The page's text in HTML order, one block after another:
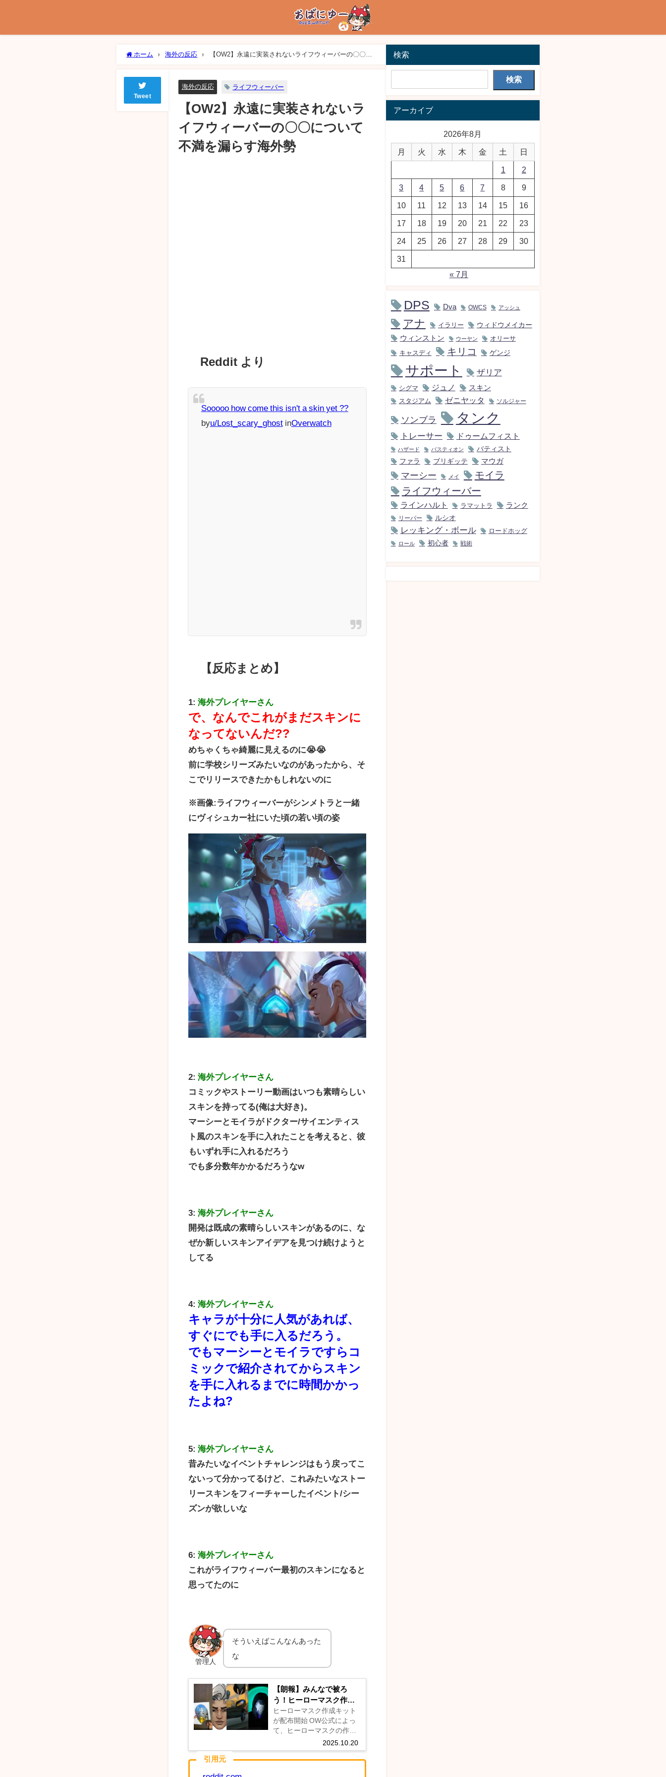
ホーム 海外の反応
【OW2】永遠に実装されないライフウィーバーの〇〇に
Tweet
海外の反応 ライフウィーバー
【OW2】永遠に実装されないラ
イフウィーバーの〇〇について
不満を漏らす海外勢
Reddit より
Sooooo how come this isn't a skin yet ??
byu/Lost_scary_ghostinOverwatch
【反応まとめ】
1: 海外プレイヤーさん
で、なんでこれがまだスキンに
なってないんだ??
めちゃくちゃ綺麗に見えるのに😭😭
前に学校シリーズみたいなのがあったから、そ
こでリリースできたかもしれないのに
※画像:ライフウィーバーがシンメトラと一緒
にヴィシュカー社にいた頃の若い頃の姿
2: 海外プレイヤーさん
コミックやストーリー動画はいつも素晴らしい
スキンを持ってる(俺は大好き)。
マーシーとモイラがドクター/サイエンティス
ト風のスキンを手に入れたことを考えると、彼
もいずれ手に入れるだろう
でも多分数年かかるだろうなw
3: 海外プレイヤーさん
開発は既成の素晴らしいスキンがあるのに、な
ぜか新しいスキンアイデアを見つけ続けようと
してる
4: 海外プレイヤーさん
キャラが十分に人気があれば、
すぐにでも手に入るだろう。
でもマーシーとモイラですらコ
ミックで紹介されてからスキン
を手に入れるまでに時間かかっ
たよね?
5: 海外プレイヤーさん
昔みたいなイベントチャレンジはもう戻ってこ
ないって分かってるけど、これみたいなストー
リースキンをフィーチャーしたイベント/シー
ズンが欲しいな
6: 海外プレイヤーさん
これがライフウィーバー最初のスキンになると
思ってたのに
管理人
そういえばこんなんあった
な
【朗報】みんなで被ろ
う！ヒーローマスク作成
キットが公式から配布開
始
2025.10.20
ヒーローマスク作成キット
が配布開始 OW公式によっ
て、ヒーローマスクの作成
キットが配布開始されてい
ます。 公式のプレスセンタ
ーから全22体のヒーローマ
引用元
検索
検索
アーカイブ
2026年8月
月 火 水 木 金 土 日
1 2
3 4 5 6 7 8 9
10 11 12 13 14 15 16
17 18 19 20 21 22 23
24 25 26 27 28 29 30
31
« 7月
DPS Dva OWCS アッシュ
アナ イラリー ウィドウメイカー
ウィンストン ウーヤン オリーサ
キャスディ キリコ ゲンジ
サポート ザリア
シグマ ジュノ スキン
スタジアム ゼニヤッタ ソルジャー
ソンブラ タンク
トレーサー ドゥームフィスト
ハザード バスティオン
バティスト
ファラ
ブリギッテ マウガ
マーシー メイ
モイラ
ライフウィーバー
ラインハルト ラマットラ ランク
リーパー ルシオ
レッキング・ボール ロードホッグ
ロール 初心者 戦術